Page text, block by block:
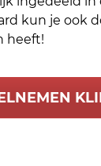
kun je ook
heeft!